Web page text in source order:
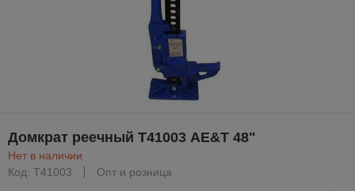
Домкрат реечный Т41003 AE&T 48"
Нет в наличии
Код: T41003
Опт и розница